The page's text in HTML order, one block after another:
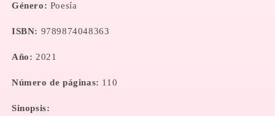
Género: Poesía
ISBN: 9789874048363
Año: 2021
Número de páginas: 110
Sinopsis: